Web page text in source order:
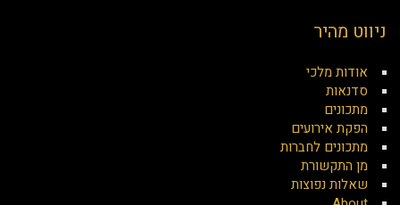
ניווט מהיר
אודות מלכי
סדנאות
מתכונים
הפקת אירועים
מתכונים לחברות
מן התקשורת
שאלות נפוצות